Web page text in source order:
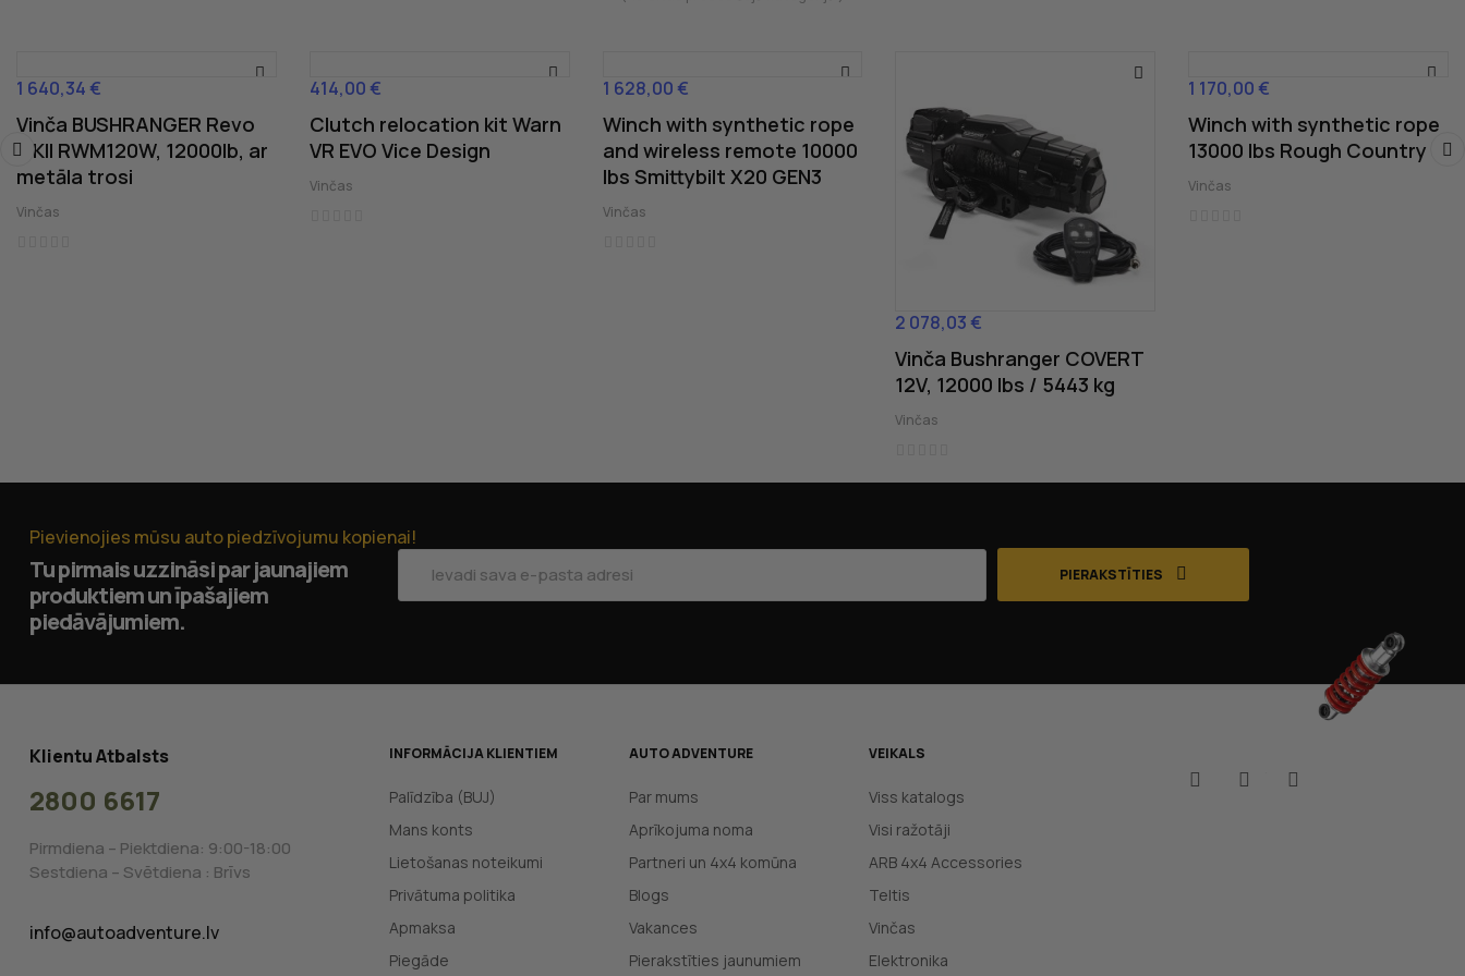
Cena
1 640,34 €
Vinča BUSHRANGER Revo
MKII RWM120W, 12000lb, ar
metāla trosi
Vinčas
Cena
414,00 €
Clutch relocation kit Warn
VR EVO Vice Design
Vinčas
Cena
1 628,00 €
Winch with synthetic rope
and wireless remote 10000
lbs Smittybilt X20 GEN3
Vinčas
Cena
2 078,03 €
Vinča Bushranger COVERT
12V, 12000 lbs / 5443 kg
Vinčas
Cena
1 170,00 €
Winch with synthetic rope
13000 lbs Rough Country
Vinčas
‹
Pievienojies mūsu auto piedzīvojumu kopienai!
Tu pirmais uzzināsi par jaunajiem
produktiem un īpašajiem
piedāvājumiem.
PIERAKSTĪTIES
Klientu Atbalsts
2800 6617
Pirmdiena – Piektdiena: 9:00-18:00
Sestdiena – Svētdiena : Brīvs
info@autoadventure.lv
INFORMĀCIJA KLIENTIEM
Palīdzība (BUJ)
Mans konts
Lietošanas noteikumi
Privātuma politika
Apmaksa
Piegāde
AUTO ADVENTURE
Par mums
Aprīkojuma noma
Partneri un 4x4 komūna
Blogs
Vakances
Pierakstīties jaunumiem
VEIKALS
Viss katalogs
Visi ražotāji
ARB 4x4 Accessories
Teltis
Vinčas
Elektronika
FacebookYouTube